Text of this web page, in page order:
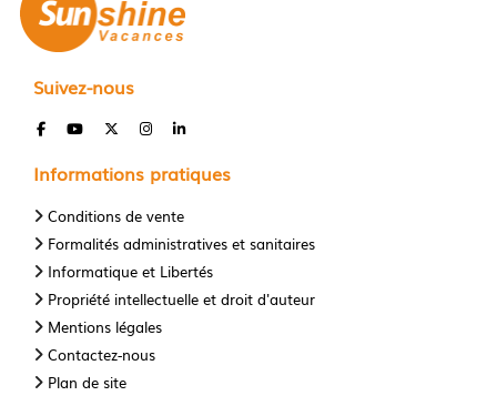
Suivez-nous
Informations pratiques
Conditions de vente
Formalités administratives et sanitaires
Informatique et Libertés
Propriété intellectuelle et droit d'auteur
Mentions légales
Contactez-nous
Plan de site